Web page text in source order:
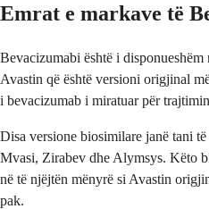
Emrat e markave të
Bevacizumabi është i disponueshëm
Avastin që është versioni origjinal
i bevacizumab i miratuar për
Disa versione biosimilare janë tani
Mvasi, Zirabev dhe Alymsys. Këto
në të njëjtën mënyrë si Avastin
pak.